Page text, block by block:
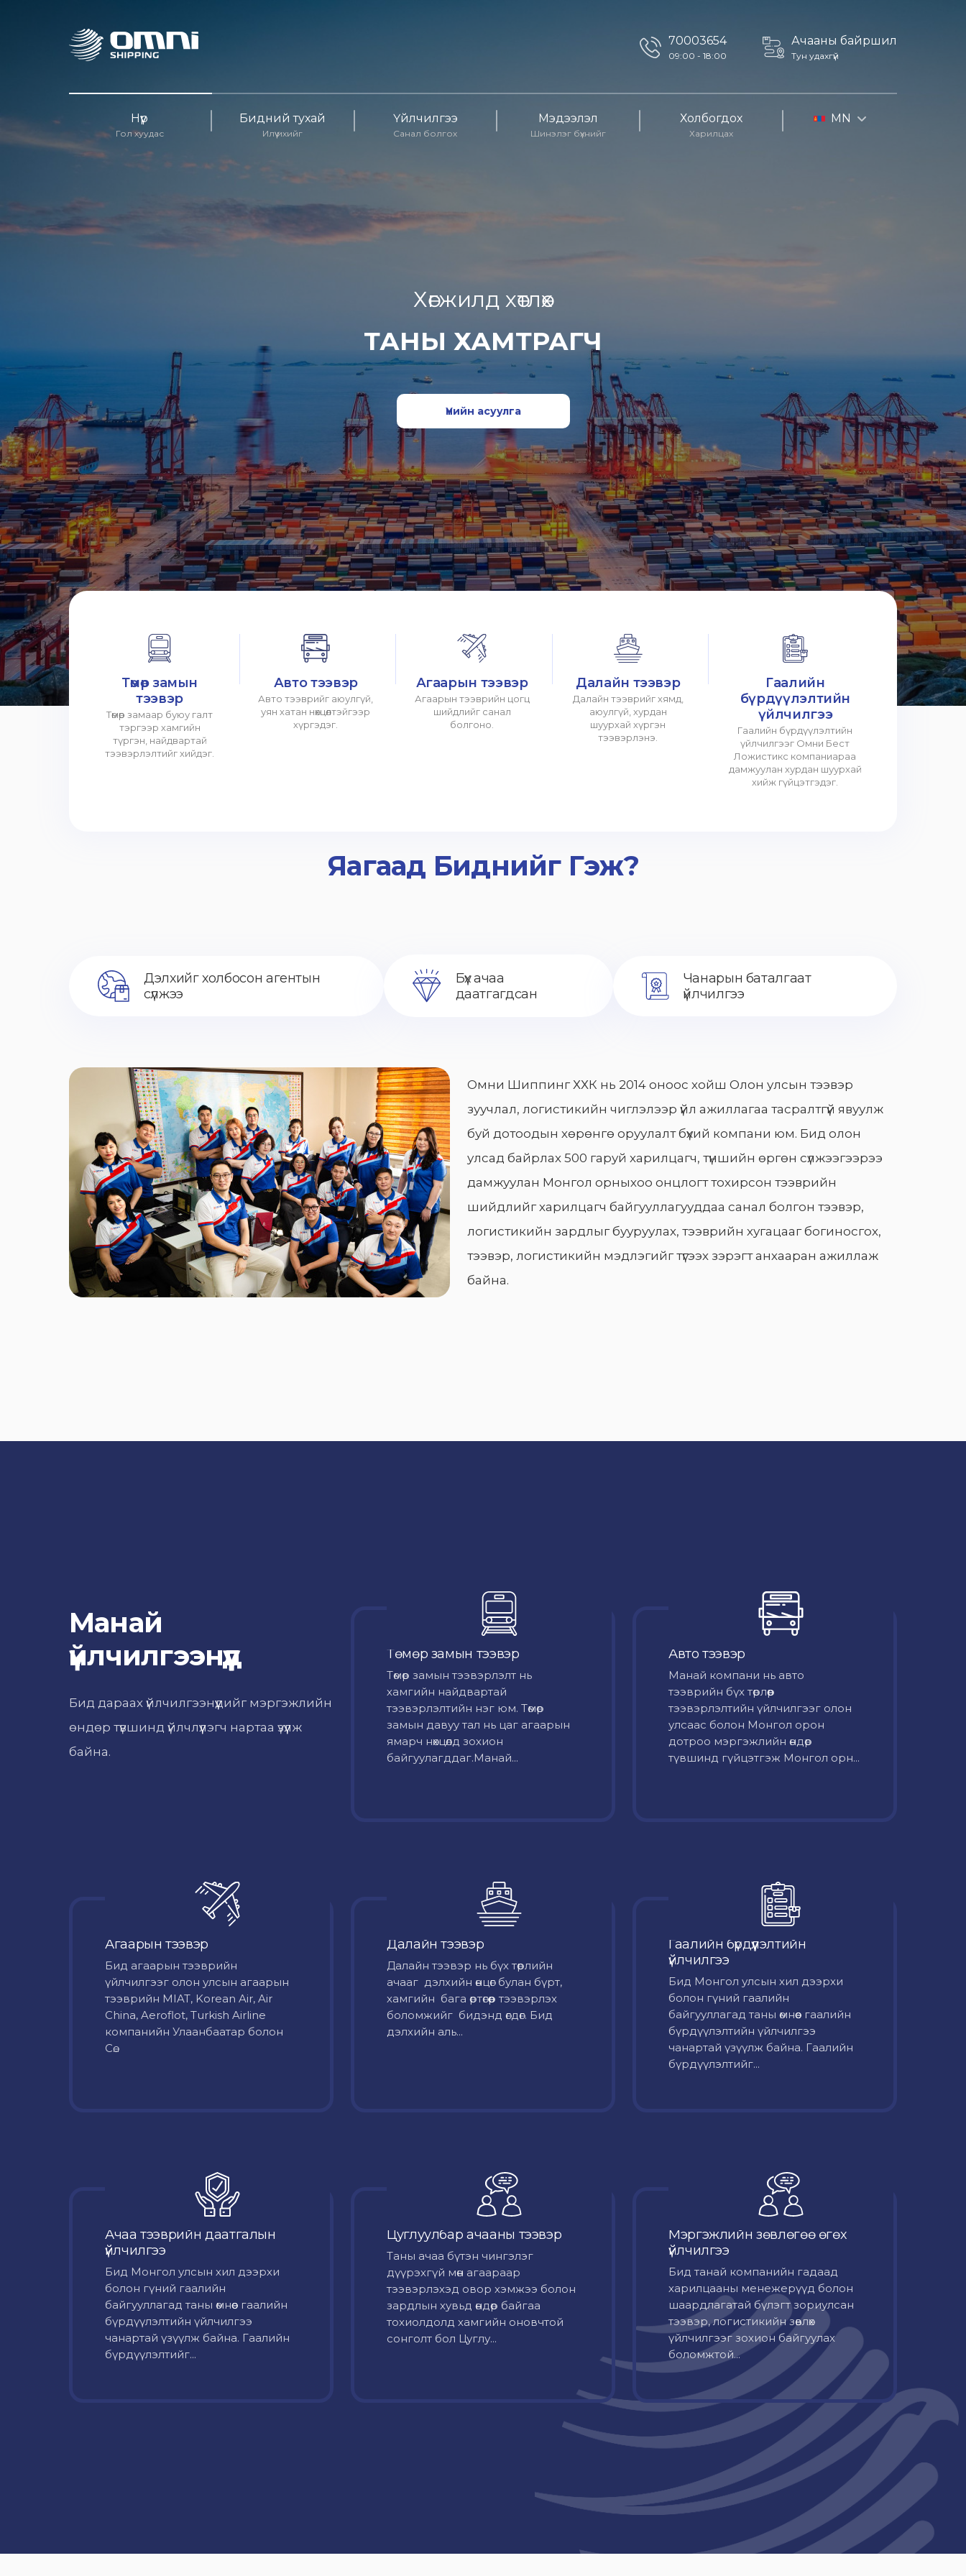
70003654
09:00 - 18:00
Ачааны байршил
Тун удахгүй
Нүүр
Гол хуудас
Бидний тухай
Илүү ихийг
Үйлчилгээ
Санал болгох
Мэдээлэл
Шинэлэг бүхнийг
Холбогдох
Харилцах
MN
Хөгжилд хөтлөх
ТАНЫ ХАМТРАГЧ
Үнийн асуулга
Төмөр замын
тээвэр
Төмөр замаар буюу галт
тэргээр хамгийн
түргэн, найдвартай
тээвэрлэлтийг хийдэг.
Авто тээвэр
Авто тээврийг аюулгүй,
уян хатан нөхцөлтэйгээр
хүргэдэг.
Агаарын тээвэр
Агаарын тээврийн цогц
шийдлийг санал
болгоно.
Далайн тээвэр
Далайн тээврийг хямд,
аюулгүй, хурдан
шуурхай хүргэн
тээвэрлэнэ.
Гаалийн
бүрдүүлэлтийн
үйлчилгээ
Гаалийн бүрдүүлэлтийн
үйлчилгээг Омни Бест
Ложистикс компаниараа
дамжуулан хурдан шуурхай
хийж гүйцэтгэдэг.
Яагаад Биднийг Гэж?
Дэлхийг холбосон агентын
сүлжээ
Бүх ачаа
даатгагдсан
Чанарын баталгаат
үйлчилгээ
Омни Шиппинг ХХК нь 2014 оноос хойш Олон улсын тээвэр
зуучлал, логистикийн чиглэлээр үйл ажиллагаа тасралтгүй явуулж
буй дотоодын хөрөнгө оруулалт бүхий компани юм. Бид олон
улсад байрлах 500 гаруй харилцагч, түншийн өргөн сүлжээгээрээ
дамжуулан Монгол орныхоо онцлогт тохирсон тээврийн
шийдлийг харилцагч байгууллагууддаа санал болгон тээвэр,
логистикийн зардлыг бууруулах, тээврийн хугацааг богиносгох,
тээвэр, логистикийн мэдлэгийг түгээх зэрэгт анхааран ажиллаж
байна.
Манай
үйлчилгээнүүд
Бид дараах үйлчилгээнүүдийг мэргэжлийн
өндөр түвшинд үйлчлүүлэгч нартаа үзүүлж
байна.
Төмөр замын тээвэр
Төмөр замын тээвэрлэлт нь
хамгийн найдвартай
тээвэрлэлтийн нэг юм. Төмөр
замын давуу тал нь цаг агаарын
ямарч нөхцөлд зохион
байгуулагддаг.Манай...
Авто тээвэр
Mанай компани нь авто
тээврийн бүх төрлөөр
тээвэрлэлтийн үйлчилгээг олон
улсаас болон Монгол орон
дотроо мэргэжлийн өндөр
түвшинд гүйцэтгэж Монгол орн...
Агаарын тээвэр
Бид агаарын тээврийн
үйлчилгээг олон улсын агаарын
тээврийн MIAT, Korean Air, Air
China, Aeroflot, Turkish Airline
компанийн Улаанбаатар болон
Сө...
Далайн тээвэр
Далайн тээвэр нь бүх төрлийн
ачааг дэлхийн өнцөг булан бүрт,
хамгийн бага өртөгөөр тээвэрлэх
боломжийг бидэнд өгдөг. Бид
дэлхийн аль...
Гаалийн бүрдүүлэлтийн
үйлчилгээ
Бид Монгол улсын хил дээрхи
болон гүний гаалийн
байгууллагад таны өмнөөс гаалийн
бүрдүүлэлтийн үйлчилгээ
чанартай үзүүлж байна. Гаалийн
бүрдүүлэлтийг...
Ачаа тээврийн даатгалын
үйлчилгээ
Бид Монгол улсын хил дээрхи
болон гүний гаалийн
байгууллагад таны өмнөөс гаалийн
бүрдүүлэлтийн үйлчилгээ
чанартай үзүүлж байна. Гаалийн
бүрдүүлэлтийг...
Цуглуулбар ачааны тээвэр
Таны ачаа бүтэн чингэлэг
дүүрэхгүй мөн агаараар
тээвэрлэхэд овор хэмжээ болон
зардлын хувьд өндөр байгаа
тохиолдолд хамгийн оновчтой
сонголт бол Цуглу...
Мэргэжлийн зөвлөгөө өгөх
үйлчилгээ
Бид танай компанийн гадаад
харилцааны менежерүүд болон
шаардлагатай бүлэгт зориулсан
тээвэр, логистикийн зөвлөх
үйлчилгээг зохион байгуулах
боломжтой...